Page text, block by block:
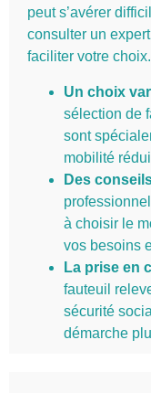
peut s’avérer
consulter un
faciliter votre choix.
Un choix
sélection de
sont
mobilité
Des
à choisir le
vos besoins
La prise en
fauteuil
sécurité
démarche